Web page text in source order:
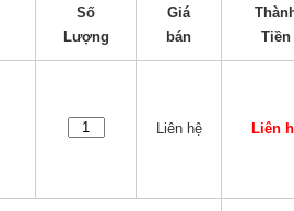
Số
Lượng
Giá
bán
Tiền
Liên hệ Liên